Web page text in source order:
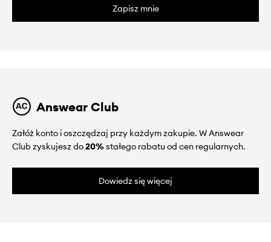
Zapisz mnie
Answear Club
Załóż konto i oszczędzaj przy każdym zakupie. W Answear
Club zyskujesz do20%stałego rabatu od cen regularnych.
Dowiedz się więcej